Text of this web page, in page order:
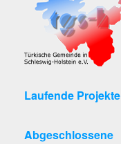
Laufende Projekte
Abgeschlossene